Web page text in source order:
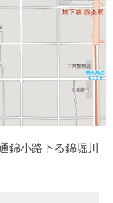
錦小路下る錦堀川